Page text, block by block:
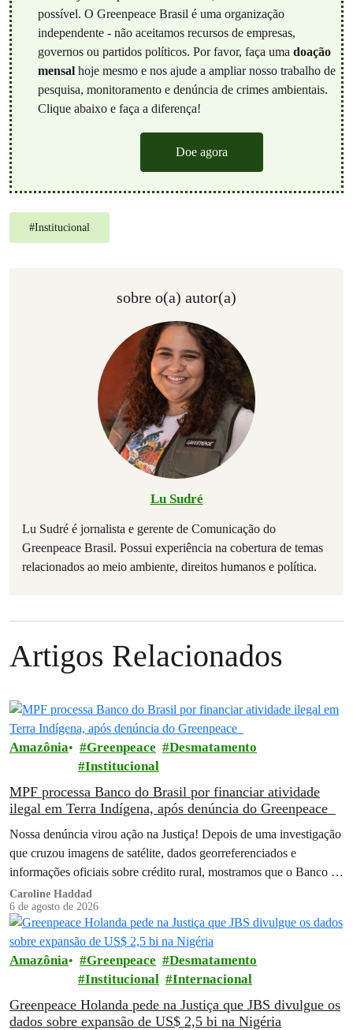
possível. O Greenpeace Brasil é uma organização
independente - não aceitamos recursos de empresas,
governos ou partidos políticos. Por favor, faça uma doação
mensalhoje mesmo e nos ajude a ampliar nosso trabalho de
pesquisa, monitoramento e denúncia de crimes ambientais.
Clique abaixo e faça a diferença!
Doe agora
#Institucional
sobre o(a) autor(a)
Lu Sudré
Lu Sudré é jornalista e gerente de Comunicação do
Greenpeace Brasil. Possui experiência na cobertura de temas
relacionados ao meio ambiente, direitos humanos e política.
Artigos Relacionados
Amazônia Greenpeace
Desmatamento
Institucional
MPF processa Banco do Brasil por financiar atividade
ilegal em Terra Indígena, após denúncia do Greenpeace
Nossa denúncia virou ação na Justiça! Depois de uma investigação
que cruzou imagens de satélite, dados georreferenciados e
informações oficiais sobre crédito rural, mostramos que o Banco do
Brasil financiou…
Caroline Haddad
6 de agosto de 2026
Amazônia Greenpeace
Desmatamento
Institucional
Internacional
Greenpeace Holanda pede na Justiça que JBS divulgue os
dados sobre expansão de US$ 2,5 bi na Nigéria